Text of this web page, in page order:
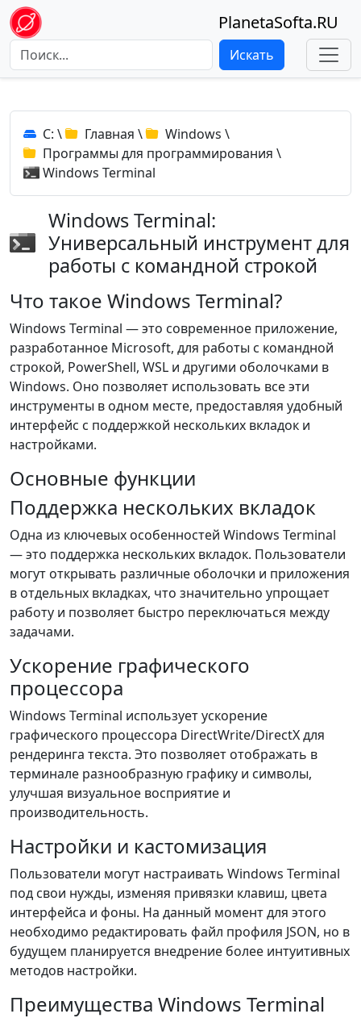
PlanetaSofta.RU
Искать
C: \ Главная \ Windows \
Программы для программирования \
Windows Terminal
Windows Terminal:
Универсальный инструмент для
работы с командной строкой
Что такое Windows Terminal?
Windows Terminal — это современное приложение,
разработанное Microsoft, для работы с командной
строкой, PowerShell, WSL и другими оболочками в
Windows. Оно позволяет использовать все эти
инструменты в одном месте, предоставляя удобный
интерфейс с поддержкой нескольких вкладок и
настройками.
Основные функции
Поддержка нескольких вкладок
Одна из ключевых особенностей Windows Terminal
— это поддержка нескольких вкладок. Пользователи
могут открывать различные оболочки и приложения
в отдельных вкладках, что значительно упрощает
работу и позволяет быстро переключаться между
задачами.
Ускорение графического
процессора
Windows Terminal использует ускорение
графического процессора DirectWrite/DirectX для
рендеринга текста. Это позволяет отображать в
терминале разнообразную графику и символы,
улучшая визуальное восприятие и
производительность.
Настройки и кастомизация
Пользователи могут настраивать Windows Terminal
под свои нужды, изменяя привязки клавиш, цвета
интерфейса и фоны. На данный момент для этого
необходимо редактировать файл профиля JSON, но в
будущем планируется внедрение более интуитивных
методов настройки.
Преимущества Windows Terminal